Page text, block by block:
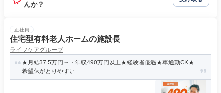
んか？
正社員
住宅型有料老人ホームの施設長
ライフケアグループ
★月給37.5万円～・年収490万円以上★経験者優遇★車通勤OK★
希望休がとりやすい